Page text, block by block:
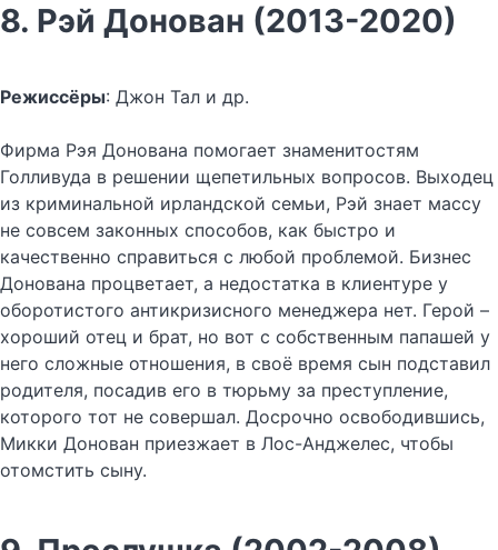
8. Рэй Донован (2013-2020)
Режиссёры: Джон Тал и др.
Фирма Рэя Донована помогает знаменитостям
Голливуда в решении щепетильных вопросов. Выходец
из криминальной ирландской семьи, Рэй знает массу
не совсем законных способов, как быстро и
качественно справиться с любой проблемой. Бизнес
Донована процветает, а недостатка в клиентуре у
оборотистого антикризисного менеджера нет. Герой –
хороший отец и брат, но вот с собственным папашей у
него сложные отношения, в своё время сын подставил
родителя, посадив его в тюрьму за преступление,
которого тот не совершал. Досрочно освободившись,
Микки Донован приезжает в Лос-Анджелес, чтобы
отомстить сыну.